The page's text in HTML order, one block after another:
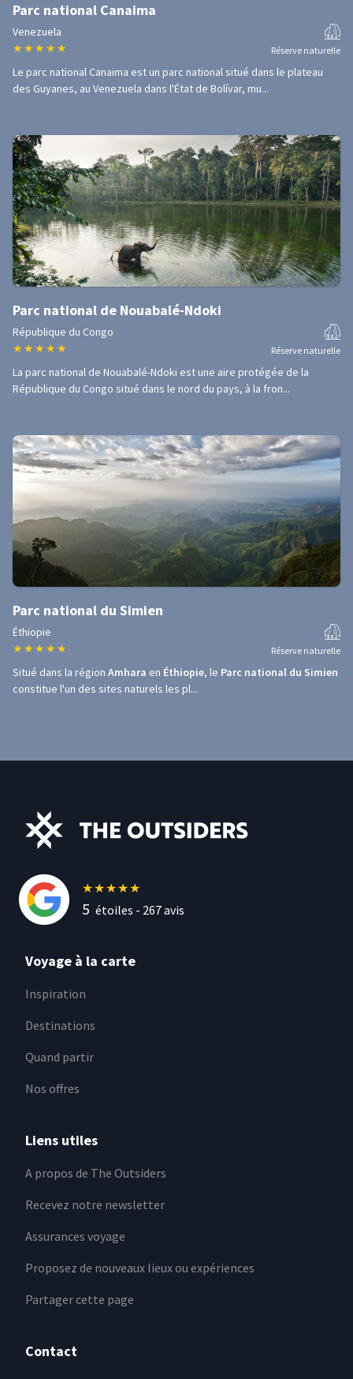
Parc national Canaima
Venezuela
★ ★ ★ ★ ★ Réserve naturelle
Le parc national Canaima est un parc national situé dans le plateau
des Guyanes, au Venezuela dans l'État de Bolívar, mu...
Parc national de Nouabalé-Ndoki
République du Congo
★ ★ ★ ★ ★ Réserve naturelle
La parc national de Nouabalé-Ndoki est une aire protégée de la
République du Congo situé dans le nord du pays, à la fron...
Parc national du Simien
Éthiopie
★ ★ ★ ★ ★ Réserve naturelle
Situé dans la région Amhara en Éthiopie, le Parc national du Simien
constitue l'un des sites naturels les pl...
★★★★★
5 étoiles - 267avis
Voyage à la carte
Inspiration
Destinations
Quand partir
Nos offres
Liens utiles
A propos de The Outsiders
Recevez notre newsletter
Assurances voyage
Proposez de nouveaux lieux ou expériences
Partager cette page
Contact